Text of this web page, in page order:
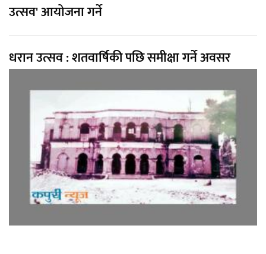
उत्सव' आयोजना गर्ने
धरान उत्सव : शतवार्षिकी पछि समीक्षा गर्ने अवसर